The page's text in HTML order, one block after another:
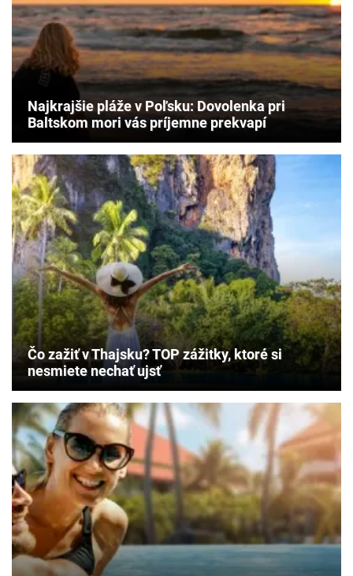
Najkrajšie pláže v Poľsku: Dovolenka pri
Baltskom mori vás príjemne prekvapí
Čo zažiť v Thajsku? TOP zážitky, ktoré si
nesmiete nechať ujsť